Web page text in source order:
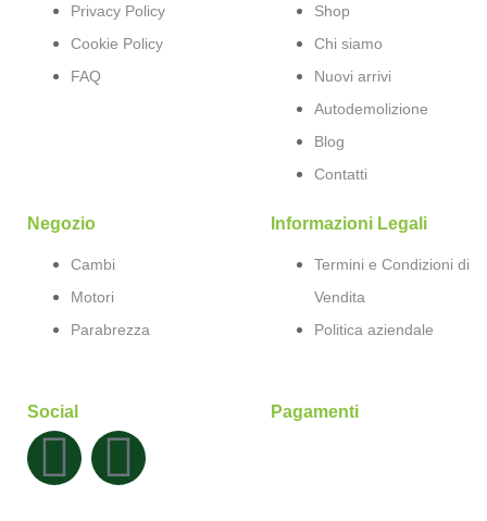
Privacy Policy
Cookie Policy
FAQ
Shop
Chi siamo
Nuovi arrivi
Autodemolizione
Blog
Contatti
Negozio
Cambi
Motori
Parabrezza
Informazioni Legali
Termini e Condizioni di
Vendita
Politica aziendale
Social Pagamenti